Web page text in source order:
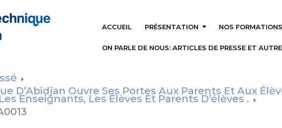
ACCUEIL PRÉSENTATION NOS FORMATIONS
ON PARLE DE NOUS: ARTICLES DE PRESSE ET
D’Abidjan Ouvre Ses Portes Aux Parents Et Aux
Enseignants, Les Élèves Et Parents D’élèves .